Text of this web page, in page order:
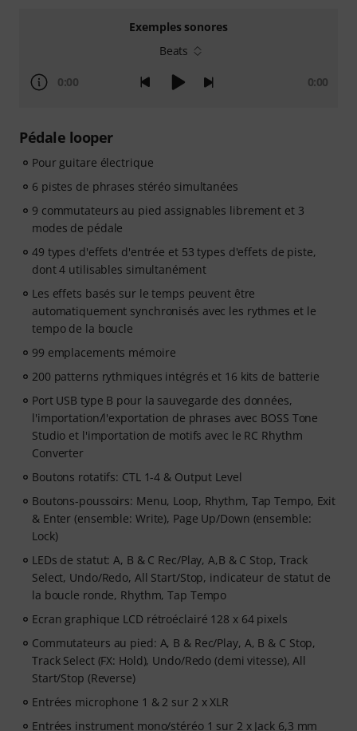
Exemples sonores
Beats
0:00 0:00
Pédale looper
Pour guitare électrique
6 pistes de phrases stéréo simultanées
9 commutateurs au pied assignables librement et 3
modes de pédale
49 types d'effets d'entrée et 53 types d'effets de piste,
dont 4 utilisables simultanément
Les effets basés sur le temps peuvent être
automatiquement synchronisés avec les rythmes et le
tempo de la boucle
99 emplacements mémoire
200 patterns rythmiques intégrés et 16 kits de batterie
Port USB type B pour la sauvegarde des données,
l'importation/l'exportation de phrases avec BOSS Tone
Studio et l'importation de motifs avec le RC Rhythm
Converter
Boutons rotatifs: CTL 1-4 & Output Level
Boutons-poussoirs: Menu, Loop, Rhythm, Tap Tempo, Exit
& Enter (ensemble: Write), Page Up/Down (ensemble:
Lock)
LEDs de statut: A, B & C Rec/Play, A,B & C Stop, Track
Select, Undo/Redo, All Start/Stop, indicateur de statut de
la boucle ronde, Rhythm, Tap Tempo
Ecran graphique LCD rétroéclairé 128 x 64 pixels
Commutateurs au pied: A, B & Rec/Play, A, B & C Stop,
Track Select (FX: Hold), Undo/Redo (demi vitesse), All
Start/Stop (Reverse)
Entrées microphone 1 & 2 sur 2 x XLR
Entrées instrument mono/stéréo 1 sur 2 x Jack 6,3 mm